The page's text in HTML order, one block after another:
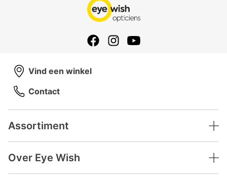
Assortiment
Over Eye Wish
Vind een winkel
Contact